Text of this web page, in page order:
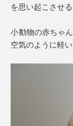
を思い起こさせ
小動物の赤ちゃ
空気のように軽